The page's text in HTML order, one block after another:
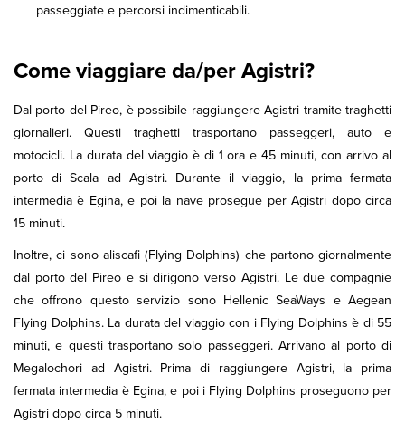
passeggiate e percorsi indimenticabili.
Come viaggiare da/per Agistri?
Dal porto del Pireo, è possibile raggiungere Agistri tramite traghetti
giornalieri. Questi traghetti trasportano passeggeri, auto e
motocicli. La durata del viaggio è di 1 ora e 45 minuti, con arrivo al
porto di Scala ad Agistri. Durante il viaggio, la prima fermata
intermedia è Egina, e poi la nave prosegue per Agistri dopo circa
15 minuti.
Inoltre, ci sono aliscafi (Flying Dolphins) che partono giornalmente
dal porto del Pireo e si dirigono verso Agistri. Le due compagnie
che offrono questo servizio sono Hellenic SeaWays e Aegean
Flying Dolphins. La durata del viaggio con i Flying Dolphins è di 55
minuti, e questi trasportano solo passeggeri. Arrivano al porto di
Megalochori ad Agistri. Prima di raggiungere Agistri, la prima
fermata intermedia è Egina, e poi i Flying Dolphins proseguono per
Agistri dopo circa 5 minuti.